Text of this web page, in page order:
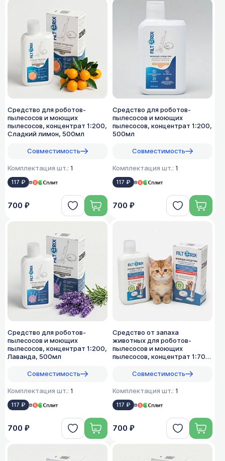
Средство для роботов-
пылесосов и моющих
пылесосов, концентрат 1:200,
Сладкий лимон, 500мл
Совместимость
Комплектация шт.: 1
117 ₽ в
700 ₽
Средство для роботов-
пылесосов и моющих
пылесосов, концентрат 1:200,
500мл
Совместимость
Комплектация шт.: 1
117 ₽ в
700 ₽
Средство для роботов-
пылесосов и моющих
пылесосов, концентрат 1:200,
Лаванда, 500мл
Совместимость
Комплектация шт.: 1
117 ₽ в
700 ₽
Средство от запаха
животных для роботов-
пылесосов и моющих
пылесосов, концентрат 1:70,
Совместимость
Комплектация шт.: 1
117 ₽ в
700 ₽